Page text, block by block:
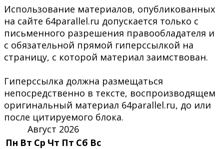
Использование материалов, опубликованных
на сайте 64parallel.ru допускается только с
письменного разрешения правообладателя и
с обязательной прямой гиперссылкой на
страницу, с которой материал заимствован.
Гиперссылка должна размещаться
непосредственно в тексте, воспроизводящем
оригинальный материал 64parallel.ru, до или
после цитируемого блока.
Август 2026
Пн Вт Ср Чт Пт Сб Вс